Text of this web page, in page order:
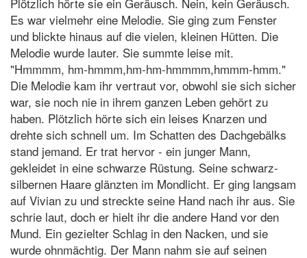
Es war vielmehr eine Melodie. Sie ging zum Fenster
und blickte hinaus auf die vielen, kleinen Hütten. Die
Melodie wurde lauter. Sie summte leise mit.
"Hmmmm, hm-hmmm,hm-hm-hmmmm,hmmm-hmm."
Die Melodie kam ihr vertraut vor, obwohl sie sich sicher
war, sie noch nie in ihrem ganzen Leben gehört zu
haben. Plötzlich hörte sich ein leises Knarzen und
drehte sich schnell um. Im Schatten des Dachgebälks
stand jemand. Er trat hervor - ein junger Mann,
gekleidet in eine schwarze Rüstung. Seine schwarz-
silbernen Haare glänzten im Mondlicht. Er ging langsam
auf Vivian zu und streckte seine Hand nach ihr aus. Sie
schrie laut, doch er hielt ihr die andere Hand vor den
Mund. Ein gezielter Schlag in den Nacken, und sie
wurde ohnmächtig. Der Mann nahm sie auf seinen